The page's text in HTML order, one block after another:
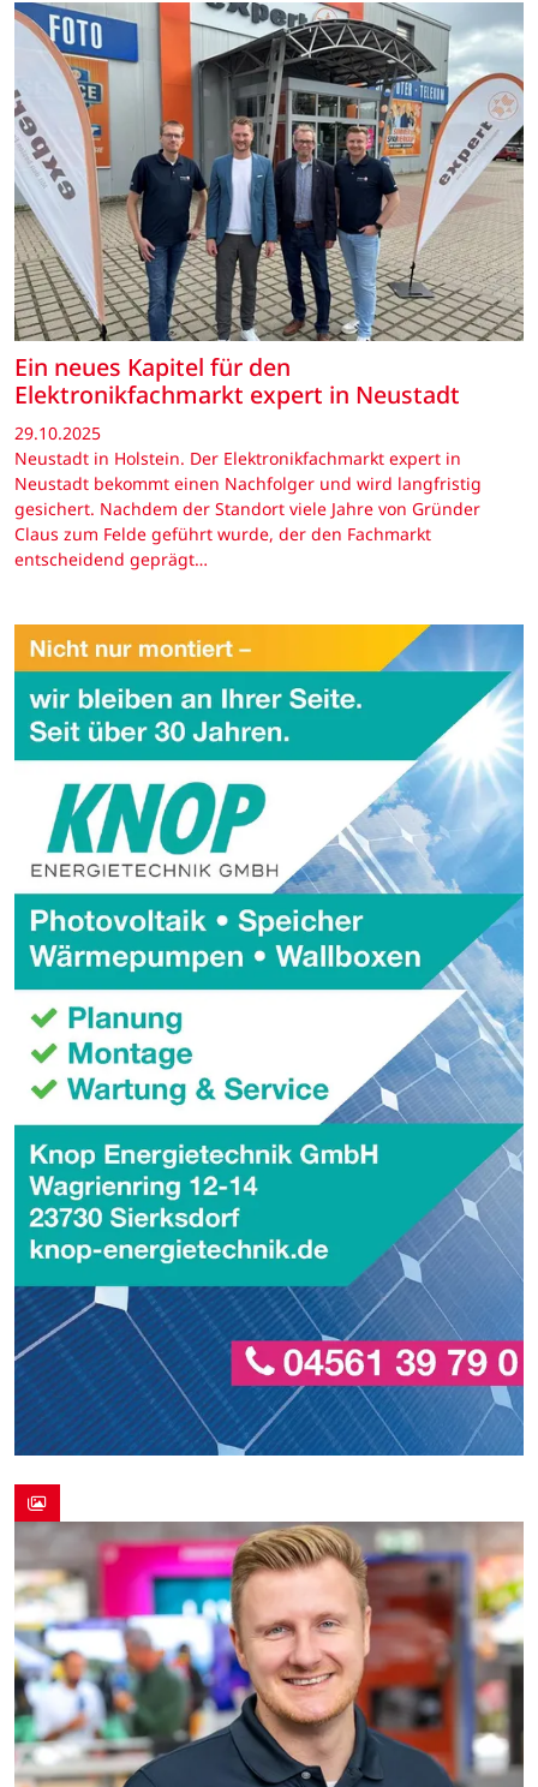
Ein neues Kapitel für den
Elektronikfachmarkt expert in Neustadt
29.10.2025
Neustadt in Holstein. Der Elektronikfachmarkt expert in
Neustadt bekommt einen Nachfolger und wird langfristig
gesichert. Nachdem der Standort viele Jahre von Gründer
Claus zum Felde geführt wurde, der den Fachmarkt
entscheidend geprägt…